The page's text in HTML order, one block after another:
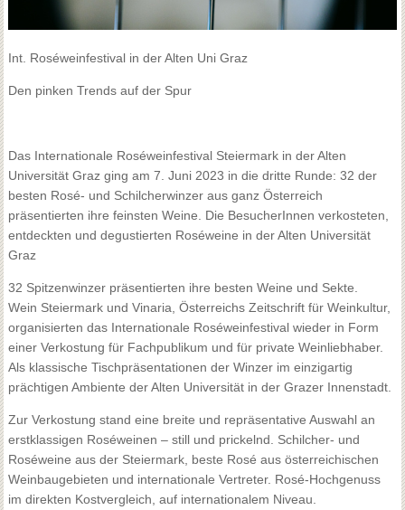
Int. Roséweinfestival in der Alten Uni Graz
Den pinken Trends auf der Spur
Das Internationale Roséweinfestival Steiermark in der Alten
Universität Graz ging am 7. Juni 2023 in die dritte Runde: 32 der
besten Rosé- und Schilcherwinzer aus ganz Österreich
präsentierten ihre feinsten Weine. Die BesucherInnen verkosteten,
entdeckten und degustierten Roséweine in der Alten Universität
Graz
32 Spitzenwinzer präsentierten ihre besten Weine und Sekte.
Wein Steiermark und Vinaria, Österreichs Zeitschrift für Weinkultur,
organisierten das Internationale Roséweinfestival wieder in Form
einer Verkostung für Fachpublikum und für private Weinliebhaber.
Als klassische Tischpräsentationen der Winzer im einzigartig
prächtigen Ambiente der Alten Universität in der Grazer Innenstadt.
Zur Verkostung stand eine breite und repräsentative Auswahl an
erstklassigen Roséweinen – still und prickelnd. Schilcher- und
Roséweine aus der Steiermark, beste Rosé aus österreichischen
Weinbaugebieten und internationale Vertreter. Rosé-Hochgenuss
im direkten Kostvergleich, auf internationalem Niveau.